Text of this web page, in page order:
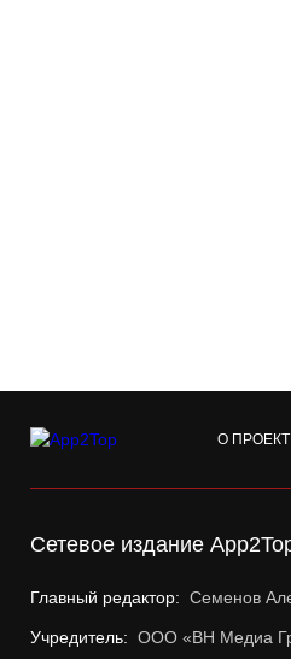
О
Сетевое издание
Главный редактор: Семенов
Учредитель: ООО «ВН Медиа